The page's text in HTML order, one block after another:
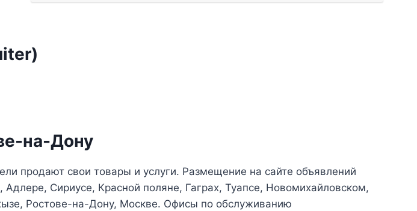
на-Дону
продают свои товары и услуги. Размещение на сайте объявлений
Сириусе, Красной поляне, Гаграх, Туапсе, Новомихайловском,
Ростове-на-Дону, Москве. Офисы по обслуживанию